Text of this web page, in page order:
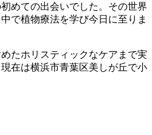
めての出会いでした。その世界
で植物療法を学び今日に至りま
たホリスティックなケアまで実
在は横浜市青葉区美しが丘で小